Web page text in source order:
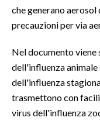
che generano
precauzioni per via
Nel documento viene
dell'influenza
dell'influenza
trasmettono con
virus dell'influenza